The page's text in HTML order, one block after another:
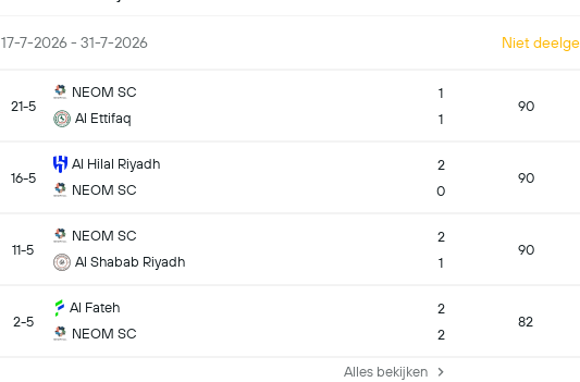
17-7-2026 - 31-7-2026 Niet
21-5
NEOM SC
Al Ettifaq
1
1
90
16-5
Al Hilal Riyadh
NEOM SC
2
0
90
11-5
NEOM SC
Al Shabab Riyadh
2
1
90
2-5
Al Fateh
NEOM SC
2
2
82
Alles bekijken